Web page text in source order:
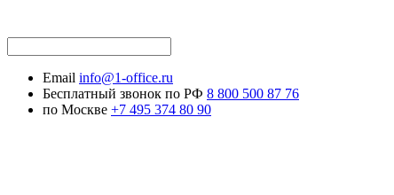
Email info@1-office.ru
Бесплатный звонок по РФ 8 800 500 87 76
по Москве +7 495 374 80 90